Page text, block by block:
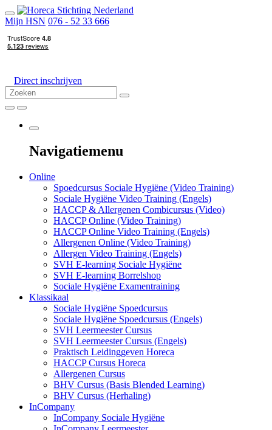
Mijn HSN 076 - 52 33 666
Direct inschrijven
Navigatiemenu
Online
Spoedcursus Sociale Hygiëne (Video Training)
Sociale Hygiëne Video Training (Engels)
HACCP & Allergenen Combicursus (Video)
HACCP Online (Video Training)
HACCP Online Video Training (Engels)
Allergenen Online (Video Training)
Allergen Video Training (Engels)
SVH E-learning Sociale Hygiëne
SVH E-learning Borrelshop
Sociale Hygiëne Examentraining
Klassikaal
Sociale Hygiëne Spoedcursus
Sociale Hygiëne Spoedcursus (Engels)
SVH Leermeester Cursus
SVH Leermeester Cursus (Engels)
Praktisch Leidinggeven Horeca
HACCP Cursus Horeca
Allergenen Cursus
BHV Cursus (Basis Blended Learning)
BHV Cursus (Herhaling)
InCompany
InCompany Sociale Hygiëne